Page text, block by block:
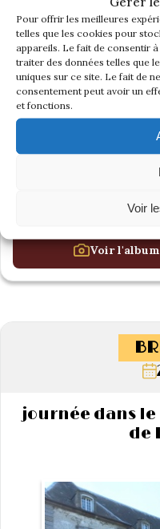
Pour offrir les meilleures
telles que les cookies pour
appareils. Le fait de consentir
traiter des données telles que
uniques sur ce site. Le fait de
consentement peut avoir un
et fonctions.
Voir
Voir
journée dans le
de